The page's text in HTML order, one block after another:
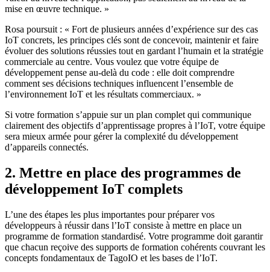
mise en œuvre technique. »
Rosa poursuit : « Fort de plusieurs années d’expérience sur des cas
IoT concrets, les principes clés sont de concevoir, maintenir et faire
évoluer des solutions réussies tout en gardant l’humain et la stratégie
commerciale au centre. Vous voulez que votre équipe de
développement pense au-delà du code : elle doit comprendre
comment ses décisions techniques influencent l’ensemble de
l’environnement IoT et les résultats commerciaux. »
Si votre formation s’appuie sur un plan complet qui communique
clairement des objectifs d’apprentissage propres à l’IoT, votre équipe
sera mieux armée pour gérer la complexité du développement
d’appareils connectés.
2. Mettre en place des programmes de
développement IoT complets
L’une des étapes les plus importantes pour préparer vos
développeurs à réussir dans l’IoT consiste à mettre en place un
programme de formation standardisé. Votre programme doit garantir
que chacun reçoive des supports de formation cohérents couvrant les
concepts fondamentaux de TagoIO et les bases de l’IoT.